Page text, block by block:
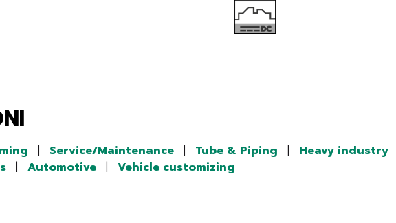
| Service/Maintenance | Tube & Piping | Heavy industry
| Automotive | Vehicle customizing